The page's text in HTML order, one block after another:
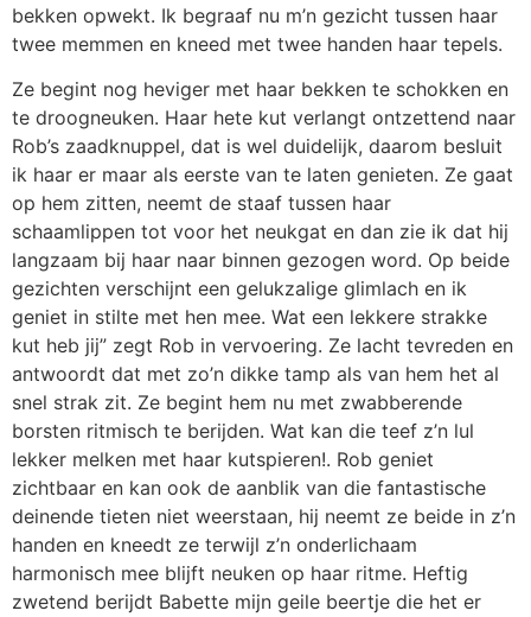
bekken opwekt. Ik begraaf nu m’n gezicht tussen haar
twee memmen en kneed met twee handen haar tepels.
Ze begint nog heviger met haar bekken te schokken en
te droogneuken. Haar hete kut verlangt ontzettend naar
Rob’s zaadknuppel, dat is wel duidelijk, daarom besluit
ik haar er maar als eerste van te laten genieten. Ze gaat
op hem zitten, neemt de staaf tussen haar
schaamlippen tot voor het neukgat en dan zie ik dat hij
langzaam bij haar naar binnen gezogen word. Op beide
gezichten verschijnt een gelukzalige glimlach en ik
geniet in stilte met hen mee. Wat een lekkere strakke
kut heb jij” zegt Rob in vervoering. Ze lacht tevreden en
antwoordt dat met zo’n dikke tamp als van hem het al
snel strak zit. Ze begint hem nu met zwabberende
borsten ritmisch te berijden. Wat kan die teef z’n lul
lekker melken met haar kutspieren!. Rob geniet
zichtbaar en kan ook de aanblik van die fantastische
deinende tieten niet weerstaan, hij neemt ze beide in z’n
handen en kneedt ze terwijl z’n onderlichaam
harmonisch mee blijft neuken op haar ritme. Heftig
zwetend berijdt Babette mijn geile beertje die het er